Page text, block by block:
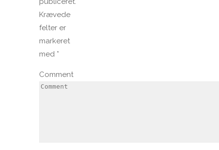
Krævede
felter er
markeret
med *
Comment